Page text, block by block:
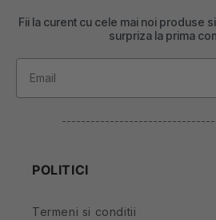
Fii la curent cu cele mai noi produse
surpriza la prima
POLITICI
Termeni si conditii